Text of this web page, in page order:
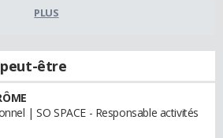
PLUS
peut-être
| SO SPACE - Responsable activités